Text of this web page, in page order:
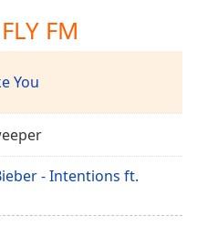
FM
You
- Intentions ft.